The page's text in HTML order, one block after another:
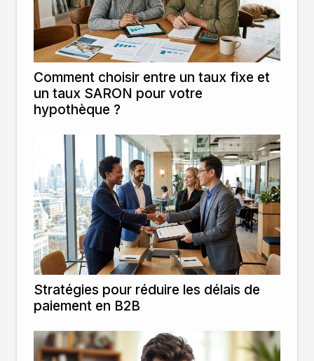
Comment choisir entre un taux fixe et
un taux SARON pour votre
hypothèque ?
Stratégies pour réduire les délais de
paiement en B2B